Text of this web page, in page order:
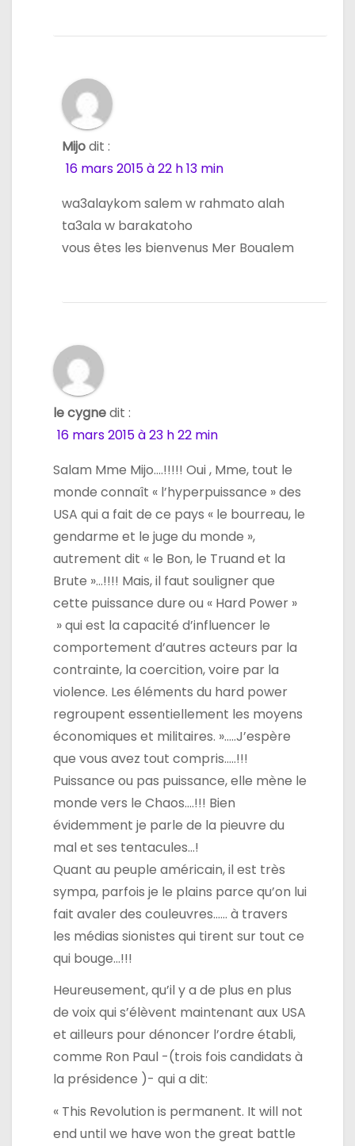
Mijodit :
16 mars 2015 à 22 h 13 min
wa3alaykom salem w rahmato alah
ta3ala w barakatoho
vous êtes les bienvenus Mer Boualem
le cygnedit :
16 mars 2015 à 23 h 22 min
Salam Mme Mijo….!!!!! Oui , Mme, tout le
monde connaît « l’hyperpuissance » des
USA qui a fait de ce pays « le bourreau, le
gendarme et le juge du monde »,
autrement dit « le Bon, le Truand et la
Brute »…!!!! Mais, il faut souligner que
cette puissance dure ou « Hard Power »
» qui est la capacité d’influencer le
comportement d’autres acteurs par la
contrainte, la coercition, voire par la
violence. Les éléments du hard power
regroupent essentiellement les moyens
économiques et militaires. »…..J’espère
que vous avez tout compris…..!!!
Puissance ou pas puissance, elle mène le
monde vers le Chaos….!!! Bien
évidemment je parle de la pieuvre du
mal et ses tentacules…!
Quant au peuple américain, il est très
sympa, parfois je le plains parce qu’on lui
fait avaler des couleuvres…… à travers
les médias sionistes qui tirent sur tout ce
qui bouge…!!!
Heureusement, qu’il y a de plus en plus
de voix qui s’élèvent maintenant aux USA
et ailleurs pour dénoncer l’ordre établi,
comme Ron Paul -(trois fois candidats à
la présidence )- qui a dit:
« This Revolution is permanent. It will not
end until we have won the great battle